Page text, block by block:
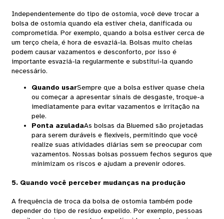
Independentemente do tipo de ostomia, você deve trocar a
bolsa de ostomia quando ela estiver cheia, danificada ou
comprometida. Por exemplo, quando a bolsa estiver cerca de
um terço cheia, é hora de esvaziá-la. Bolsas muito cheias
podem causar vazamentos e desconforto, por isso é
importante esvaziá-la regularmente e substituí-la quando
necessário.
Quando usarSempre que a bolsa estiver quase cheia
ou começar a apresentar sinais de desgaste, troque-a
imediatamente para evitar vazamentos e irritação na
pele.
Ponta azuladaAs bolsas da Bluemed ​​são projetadas
para serem duráveis ​​e flexíveis, permitindo que você
realize suas atividades diárias sem se preocupar com
vazamentos. Nossas bolsas possuem fechos seguros que
minimizam os riscos e ajudam a prevenir odores.
5. Quando você perceber mudanças na produção
A frequência de troca da bolsa de ostomia também pode
depender do tipo de resíduo expelido. Por exemplo, pessoas